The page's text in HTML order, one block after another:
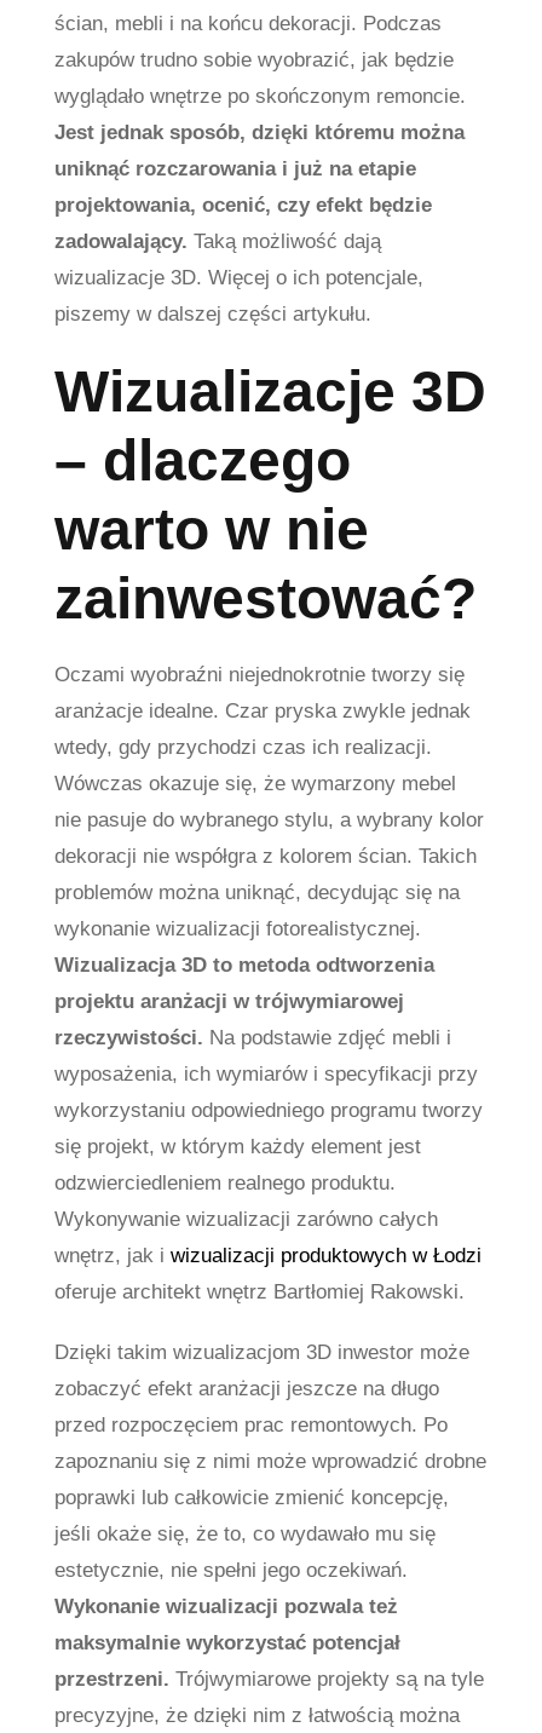
ścian, mebli i na końcu dekoracji. Podczas
zakupów trudno sobie wyobrazić, jak będzie
wyglądało wnętrze po skończonym remoncie.
Jest jednak sposób, dzięki któremu można
uniknąć rozczarowania i już na etapie
projektowania, ocenić, czy efekt będzie
zadowalający. Taką możliwość dają
wizualizacje 3D. Więcej o ich potencjale,
piszemy w dalszej części artykułu.
Wizualizacje 3D
– dlaczego
warto w nie
zainwestować?
Oczami wyobraźni niejednokrotnie tworzy się
aranżacje idealne. Czar pryska zwykle jednak
wtedy, gdy przychodzi czas ich realizacji.
Wówczas okazuje się, że wymarzony mebel
nie pasuje do wybranego stylu, a wybrany kolor
dekoracji nie współgra z kolorem ścian. Takich
problemów można uniknąć, decydując się na
wykonanie wizualizacji fotorealistycznej.
Wizualizacja 3D to metoda odtworzenia
projektu aranżacji w trójwymiarowej
rzeczywistości. Na podstawie zdjęć mebli i
wyposażenia, ich wymiarów i specyfikacji przy
wykorzystaniu odpowiedniego programu tworzy
się projekt, w którym każdy element jest
odzwierciedleniem realnego produktu.
Wykonywanie wizualizacji zarówno całych
wnętrz, jak i wizualizacji produktowych w Łodzi
oferuje architekt wnętrz Bartłomiej Rakowski.
Dzięki takim wizualizacjom 3D inwestor może
zobaczyć efekt aranżacji jeszcze na długo
przed rozpoczęciem prac remontowych. Po
zapoznaniu się z nimi może wprowadzić drobne
poprawki lub całkowicie zmienić koncepcję,
jeśli okaże się, że to, co wydawało mu się
estetycznie, nie spełni jego oczekiwań.
Wykonanie wizualizacji pozwala też
maksymalnie wykorzystać potencjał
przestrzeni. Trójwymiarowe projekty są na tyle
precyzyjne, że dzięki nim z łatwością można